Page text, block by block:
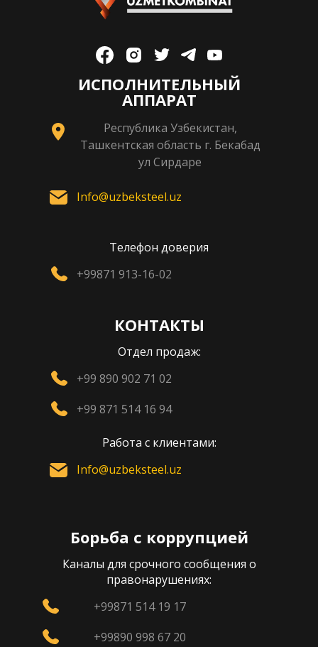
ИСПОЛНИТЕЛЬНЫЙ
АППАРАТ
Республика Узбекистан,
Ташкентская область г. Бекабад
ул Сирдаре
Info@uzbeksteel.uz
Телефон доверия
+99871 913-16-02
КОНТАКТЫ
Отдел продаж:
+99 890 902 71 02
+99 871 514 16 94
Работа с клиентами:
Info@uzbeksteel.uz
Борьба с коррупцией
Каналы для срочного сообщения о
правонарушениях:
+99871 514 19 17
+99890 998 67 20